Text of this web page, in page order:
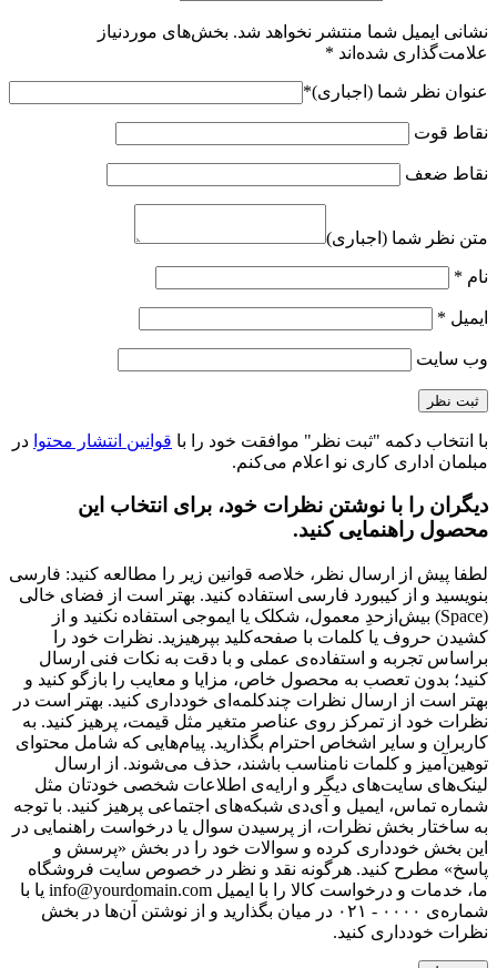
نشانی ایمیل شما منتشر نخواهد شد. بخش‌های موردنیاز
علامت‌گذاری شده‌اند *
عنوان نظر شما (اجباری)*
نقاط قوت
نقاط ضعف
متن نظر شما (اجباری)
نام *
ایمیل *
وب‌ سایت
با انتخاب دکمه "ثبت نظر" موافقت خود را با قوانین انتشار محتوا در
مبلمان اداری کاری نو اعلام می‌کنم.
دیگران را با نوشتن نظرات خود، برای انتخاب این
محصول راهنمایی کنید.
لطفا پیش از ارسال نظر، خلاصه قوانین زیر را مطالعه کنید: فارسی
بنویسید و از کیبورد فارسی استفاده کنید. بهتر است از فضای خالی
(Space) بیش‌از‌حدِ معمول، شکلک یا ایموجی استفاده نکنید و از
کشیدن حروف یا کلمات با صفحه‌کلید بپرهیزید. نظرات خود را
براساس تجربه و استفاده‌ی عملی و با دقت به نکات فنی ارسال
کنید؛ بدون تعصب به محصول خاص، مزایا و معایب را بازگو کنید و
بهتر است از ارسال نظرات چندکلمه‌‌ای خودداری کنید. بهتر است در
نظرات خود از تمرکز روی عناصر متغیر مثل قیمت، پرهیز کنید. به
کاربران و سایر اشخاص احترام بگذارید. پیام‌هایی که شامل محتوای
توهین‌آمیز و کلمات نامناسب باشند، حذف می‌شوند. از ارسال
لینک‌های سایت‌های دیگر و ارایه‌ی اطلاعات شخصی خودتان مثل
شماره تماس، ایمیل و آی‌دی شبکه‌های اجتماعی پرهیز کنید. با توجه
به ساختار بخش نظرات، از پرسیدن سوال یا درخواست راهنمایی در
این بخش خودداری کرده و سوالات خود را در بخش «پرسش و
پاسخ» مطرح کنید. هرگونه نقد و نظر در خصوص سایت فروشگاه
ما، خدمات و درخواست کالا را با ایمیل info@yourdomain.com یا با
شماره‌ی ۰۰۰۰ - ۰۲۱ در میان بگذارید و از نوشتن آن‌ها در بخش
نظرات خودداری کنید.